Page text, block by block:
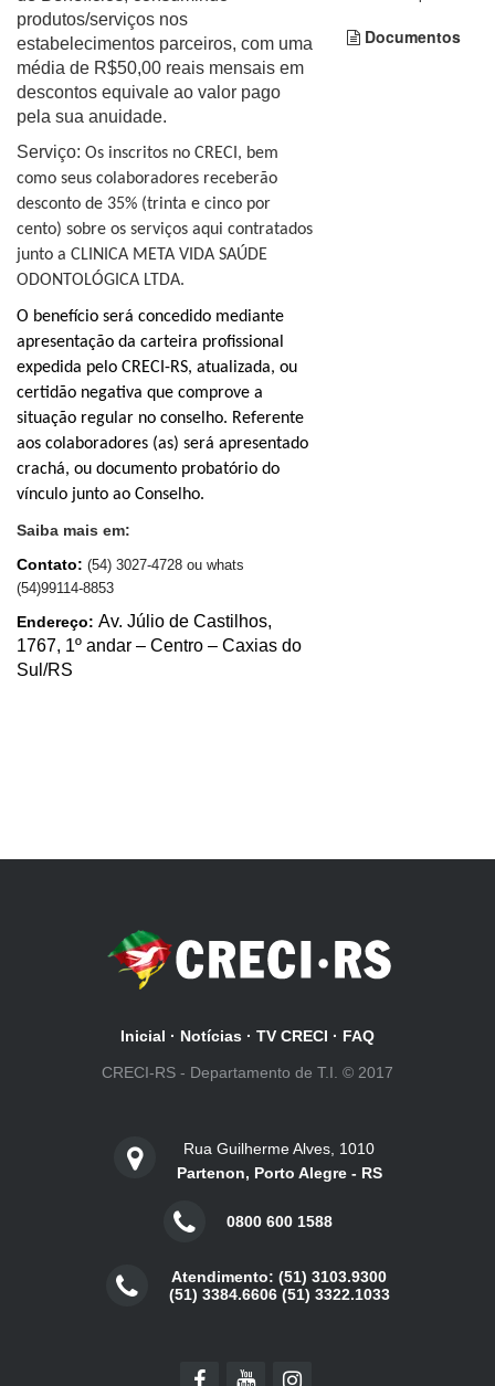
produtos/serviços nos
estabelecimentos parceiros, com uma
média de R$50,00 reais mensais em
descontos equivale ao valor pago
pela sua anuidade.
Serviço: Os inscritos no CRECI, bem
como seus colaboradores receberão
desconto de 35% (trinta e cinco por
cento) sobre os serviços aqui contratados
junto a CLINICA META VIDA SAÚDE
ODONTOLÓGICA LTDA.
O benefício será concedido mediante
apresentação da carteira profissional
expedida pelo CRECI-RS, atualizada, ou
certidão negativa que comprove a
situação regular no conselho. Referente
aos colaboradores (as) será apresentado
crachá, ou documento probatório do
vínculo junto ao Conselho.
Saiba mais em:
Contato: (54) 3027-4728 ou whats
(54)99114-8853
Endereço: Av. Júlio de Castilhos,
1767, 1º andar – Centro – Caxias do
Sul/RS
Documentos
Inicial · Notícias · TV CRECI · FAQ
CRECI-RS - Departamento de T.I. © 2017
Rua Guilherme Alves, 1010
Partenon, Porto Alegre - RS
0800 600 1588
Atendimento: (51) 3103.9300
(51) 3384.6606 (51) 3322.1033